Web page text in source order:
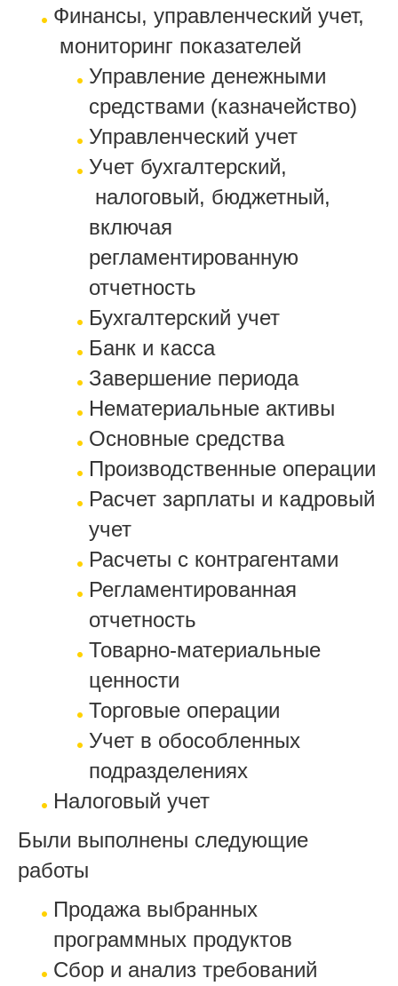
Финансы, управленческий учет,
мониторинг показателей
Управление денежными
средствами (казначейство)
Управленческий учет
Учет бухгалтерский,
налоговый, бюджетный,
включая
регламентированную
отчетность
Бухгалтерский учет
Банк и касса
Завершение периода
Нематериальные активы
Основные средства
Производственные операции
Расчет зарплаты и кадровый
учет
Расчеты с контрагентами
Регламентированная
отчетность
Товарно-материальные
ценности
Торговые операции
Учет в обособленных
подразделениях
Налоговый учет
Были выполнены следующие
работы
Продажа выбранных
программных продуктов
Сбор и анализ требований